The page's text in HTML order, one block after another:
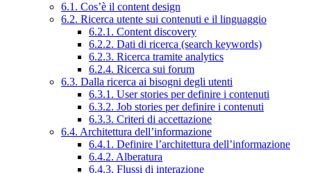
6.1. Cos’è il content design
6.2. Ricerca utente sui contenuti e il linguaggio
6.2.1. Content discovery
6.2.2. Dati di ricerca (search keywords)
6.2.3. Ricerca tramite analytics
6.2.4. Ricerca sui forum
6.3. Dalla ricerca ai bisogni degli utenti
6.3.1. User stories per definire i contenuti
6.3.2. Job stories per definire i contenuti
6.3.3. Criteri di accettazione
6.4. Architettura dell’informazione
6.4.1. Definire l’architettura dell’informazione
6.4.2. Alberatura
6.4.3. Flussi di interazione